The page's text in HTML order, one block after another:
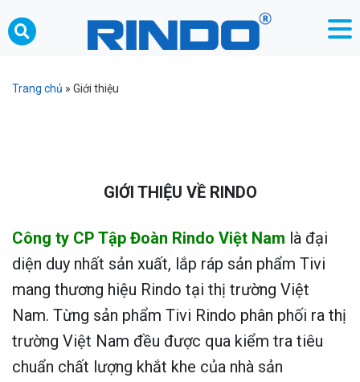
Trang chủ » Giới thiệu
GIỚI THIỆU VỀ RINDO
Công ty CP Tập Đoàn Rindo Việt Nam là đại
diện duy nhất sản xuất, lắp ráp sản phẩm Tivi
mang thương hiệu Rindo tại thị trường Việt
Nam. Từng sản phẩm Tivi Rindo phân phối ra thị
trường Việt Nam đều được qua kiểm tra tiêu
chuẩn chất lượng khắt khe của nhà sản